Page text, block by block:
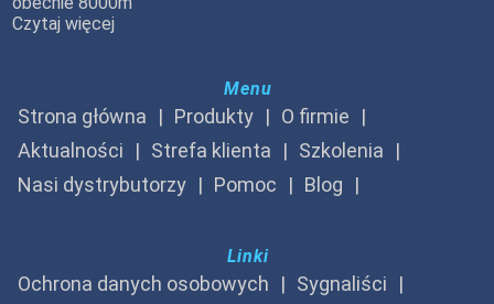
Czytaj więcej
Menu
Strona główna Produkty
O firmie
Aktualności
Strefa klienta
Szkolenia
Nasi dystrybutorzy
Pomoc Blog
Linki
Ochrona danych osobowych
Sygnaliści